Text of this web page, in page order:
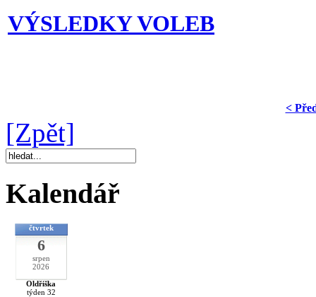
VÝSLEDKY VOLEB
<
[Zpět]
Kalendář
čtvrtek
6
srpen
2026
Oldřiška
týden 32